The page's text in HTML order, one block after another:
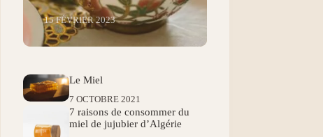
15 FÉVRIER 2023
Le Miel
7 OCTOBRE 2021
7 raisons de consommer du
miel de jujubier d’Algérie